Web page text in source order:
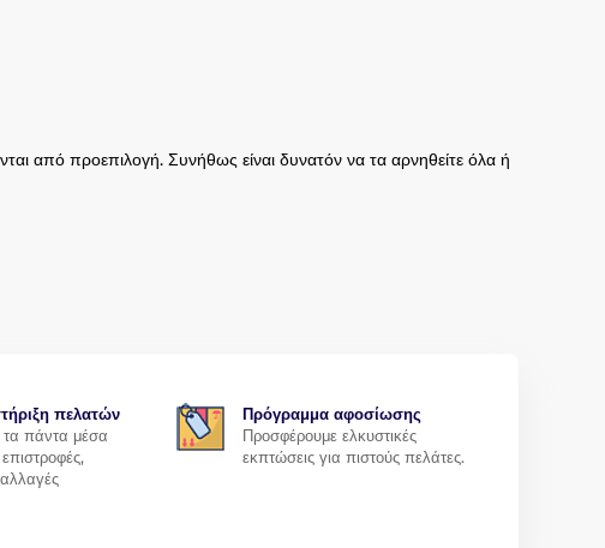
από προεπιλογή. Συνήθως είναι δυνατόν να τα αρνηθείτε όλα ή
πελατών
τα πάντα μέσα
Πρόγραμμα αφοσίωσης
Προσφέρουμε ελκυστικές
εκπτώσεις για πιστούς πελάτες.